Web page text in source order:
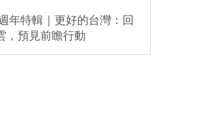
年特輯｜更好的台灣：回
，預見前瞻行動